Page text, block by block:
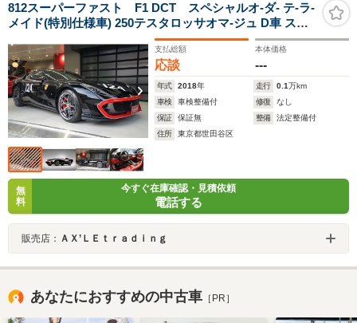
812スーパーファスト F1 DCT スペシャルオ-ダ- テ-ラ-
メイド(特別仕様車) 250テスタロッサオマ-ジュ D車 スペ
シャルペイント カ-ボンLEDステア/ダッシュ カ-ボンスポ-
ツシ-ト Fリフタ- パッセンジャ-ディスプレイ 20AW ナビ/
バックカメラ
支払総額
応談
本体価格
---
年式 2018年 走行 0.1万km
車検
車検整備付 修復
なし
保証
保証無 整備
法定整備付
住所
東京都世田谷区
無
料
今すぐ在庫確認・見積依頼
電話する
販売店： ＡＸ’ＬＥｔｒａｄｉｎｇ
あなたにおすすめの中古車 ［PR］